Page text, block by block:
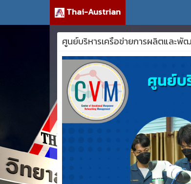
Thai-Austrian
ศูนย์บริหารเครือข่ายการผลิตและพั